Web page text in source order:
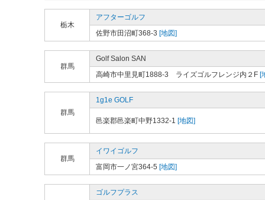
栃木
アフターゴルフ
佐野市田沼町368-3 [地図]
群馬
Golf Salon SAN
高崎市中里見町1888-3 ライズゴルフレンジ内２F [
群馬
1g1e GOLF
邑楽郡邑楽町中野1332-1 [地図]
群馬
イワイゴルフ
富岡市一ノ宮364-5 [地図]
ゴルフプラス